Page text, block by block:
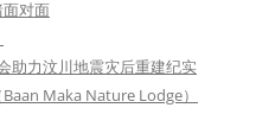
对面
力汶川地震灾后重建纪实
Maka Nature Lodge）